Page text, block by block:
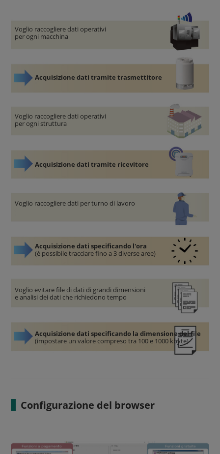
Voglio raccogliere dati operativi
per ogni macchina
Acquisizione dati tramite trasmettitore
Voglio raccogliere dati operativi
per ogni struttura
Acquisizione dati tramite ricevitore
Voglio raccogliere dati per turno di lavoro
Acquisizione dati specificando l'ora
(è possibile tracciare fino a 3 diverse aree)
Voglio evitare file di dati di grandi dimensioni
e analisi dei dati che richiedono tempo
Acquisizione dati specificando la dimensione del file
(impostare un valore compreso tra 100 e 1000 kbyte)
Configurazione del browser